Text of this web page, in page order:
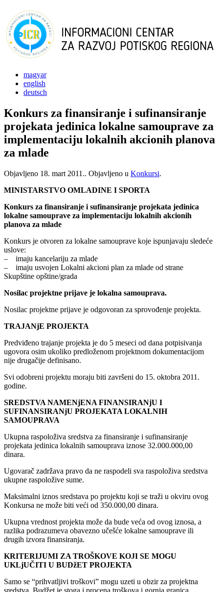
magyar
english
deutsch
Konkurs za finansiranje i sufinansiranje
projekata jedinica lokalne samouprave za
implementaciju lokalnih akcionih planova
za mlade
Objavljeno 18. mart 2011.. Objavljeno u Konkursi.
MINISTARSTVO OMLADINE I SPORTA
Konkurs za finansiranje i sufinansiranje projekata jedinica
lokalne samouprave za implementaciju lokalnih akcionih
planova za mlade
Konkurs je otvoren za lokalne samouprave koje ispunjavaju sledeće
uslove:
– imaju kancelariju za mlade
– imaju usvojen Lokalni akcioni plan za mlade od strane
Skupštine opštine/grada
Nosilac projektne prijave je lokalna samouprava.
Nosilac projektne prijave je odgovoran za sprovođenje projekta.
TRAJANjE PROJEKTA
Predviđeno trajanje projekta je do 5 meseci od dana potpisivanja
ugovora osim ukoliko predloženom projektnom dokumentacijom
nije drugačije definisano.
Svi odobreni projektu moraju biti završeni do 15. oktobra 2011.
godine.
SREDSTVA NAMENjENA FINANSIRANjU I
SUFINANSIRANjU PROJEKATA LOKALNIH
SAMOUPRAVA
Ukupna raspoloživa sredstva za finansiranje i sufinansiranje
projekata jedinica lokalnih samouprava iznose 32.000.000,00
dinara.
Ugovarač zadržava pravo da ne raspodeli sva raspoloživa sredstva
ukupne raspoložive sume.
Maksimalni iznos sredstava po projektu koji se traži u okviru ovog
Konkursa ne može biti veći od 350.000,00 dinara.
Ukupna vrednost projekta može da bude veća od ovog iznosa, a
razlika podrazumeva obavezno učešće lokalne samouprave ili
drugih izvora finansiranja.
KRITERIJUMI ZA TROŠKOVE KOJI SE MOGU
UKLjUČITI U BUDžET PROJEKTA
Samo se “prihvatljivi troškovi” mogu uzeti u obzir za projektna
sredstva. Budžet je stoga i procena troškova i gornja granica